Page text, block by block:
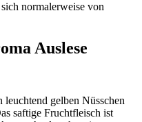
normalerweise von
Auslese
gelben Nüsschen
saftige Fruchtfleisch ist